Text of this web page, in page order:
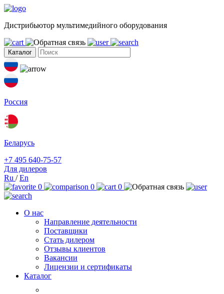
Дистрибьютор мультимедийного оборудования
Каталог
Россия
Беларусь
+7 495 640-75-57
Для дилеров
Ru /En
0
0 0
О нас
Направление деятельности
Поставщики
Стать дилером
Отзывы клиентов
Вакансии
Лицензии и сертификаты
Каталог